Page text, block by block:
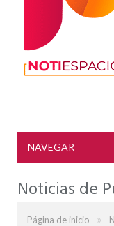
NAVEGAR
Noticias de
Página de inicio »